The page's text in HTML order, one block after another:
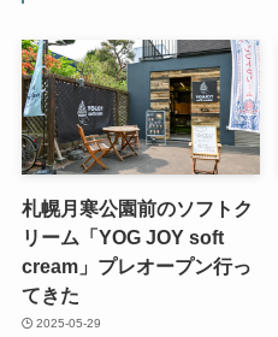
札幌月寒公園前のソフトク
リーム「YOG JOY soft
cream」プレオープン行っ
てきた
2025-05-29